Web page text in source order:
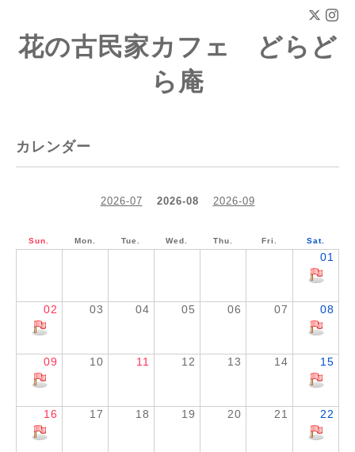
花の古民家カフェ どらど
ら庵
カレンダー
2026-07 2026-08 2026-09
Sun. Mon. Tue. Wed. Thu. Fri. Sat.
01
02 03 04 05 06 07 08
09 10 11 12 13 14 15
16 17 18 19 20 21 22